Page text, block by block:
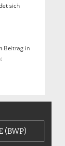
sich
Beitrag in
(BWP)